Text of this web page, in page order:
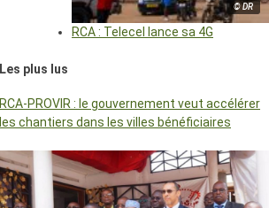
© DR
RCA : Telecel lance sa 4G
Les plus lus
RCA-PROVIR : le gouvernement veut accélérer
les chantiers dans les villes bénéficiaires